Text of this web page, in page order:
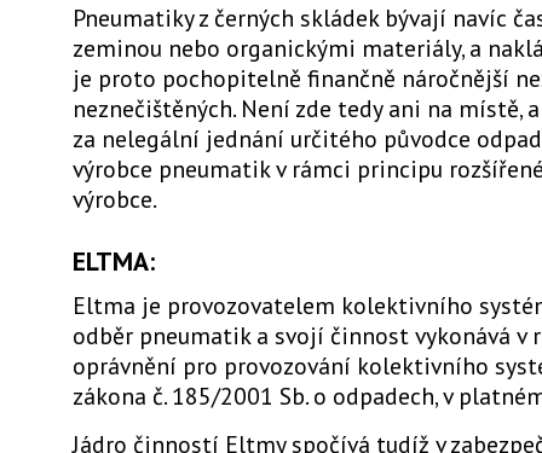
Pneumatiky z černých skládek bývají navíc
zeminou nebo organickými materiály, a
je proto pochopitelně finančně náročnější
neznečištěných. Není zde tedy ani na místě,
za nelegální jednání určitého původce
výrobce pneumatik v rámci principu
výrobce.
ELTMA:
Eltma je provozovatelem kolektivního
odběr pneumatik a svojí činnost vykonává v
oprávnění pro provozování kolektivního
zákona č. 185/2001 Sb. o odpadech, v
Jádro činností Eltmy spočívá tudíž v